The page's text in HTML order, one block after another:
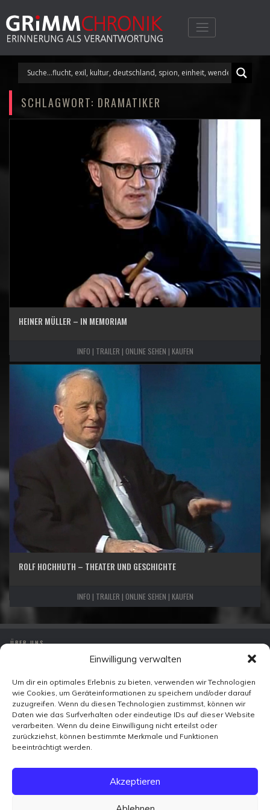
Einwilligung verwalten
Um dir ein optimales Erlebnis zu bieten, verwenden wir Technologien
wie Cookies, um Geräteinformationen zu speichern und/oder darauf
zuzugreifen. Wenn du diesen Technologien zustimmst, können wir
Daten wie das Surfverhalten oder eindeutige IDs auf dieser Website
verarbeiten. Wenn du deine Einwilligung nicht erteilst oder
zurückziehst, können bestimmte Merkmale und Funktionen
beeinträchtigt werden.
Akzeptieren
content
SCHLAGWORT: DRAMATIKER
HEINER MÜLLER – IN MEMORIAM
INFO | TRAILER | ONLINE SEHEN | KAUFEN
ROLF HOCHHUTH – THEATER UND GESCHICHTE
INFO | TRAILER | ONLINE SEHEN | KAUFEN
ÜBER UNS
DATENSCHUTZ
KONTAKT
Zeitzeugen-TV
Ohmstraße 7
10179 Berlin
FACEBOOK
VIMEO